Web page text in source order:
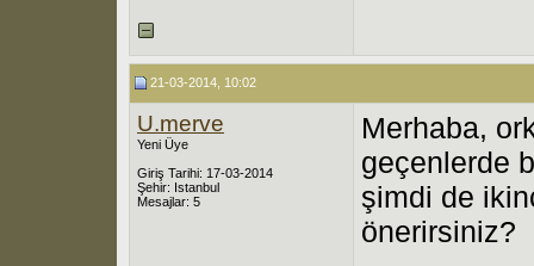
21-03-2014, 10:02
U.merve
Yeni Üye
Giriş Tarihi: 17-03-2014
Şehir: Istanbul
Mesajlar: 5
Merhaba,
geçenlerde
şimdi de
önerirsiniz?